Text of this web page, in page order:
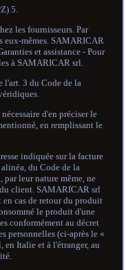
5.
les fournisseurs. Par
eux-mêmes. SAMARICAR
et assistance - Pour
à SAMARICAR srl.
l'art. 3 du Code de la
d'en préciser le
en remplissant le
indiquée sur la facture
du Code de la
leur nature même, ne
du client. SAMARICAR srl
cas de retour du produit
le produit d'une
conformément au décret
personnelles (ci-après le «
Italie et à l'étranger, au